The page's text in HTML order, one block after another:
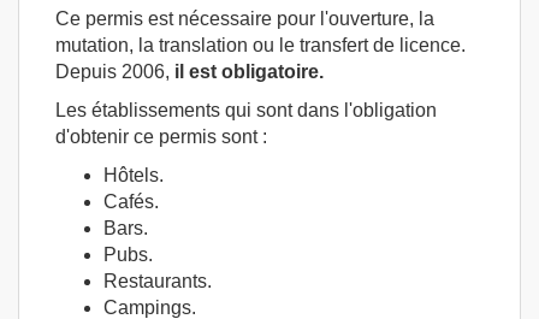
Ce permis est nécessaire pour l'ouverture, la
mutation, la translation ou le transfert de licence.
Depuis 2006, il est obligatoire.
Les établissements qui sont dans l'obligation
d'obtenir ce permis sont :
Hôtels.
Cafés.
Bars.
Pubs.
Restaurants.
Campings.